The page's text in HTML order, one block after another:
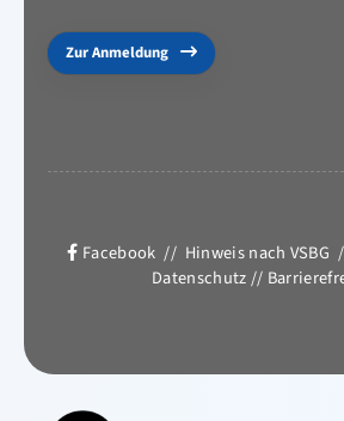
Zur Anmeldung
Facebook // Hinweis nach VSBG
Datenschutz//